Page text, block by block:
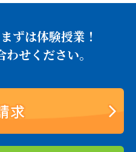
ずは体験授業！
せください。
求